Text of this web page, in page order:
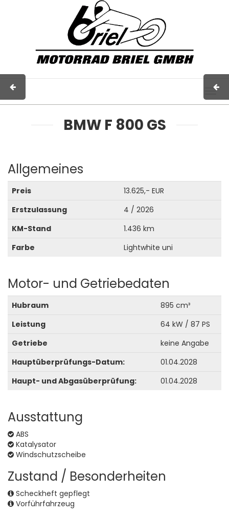
BMW F 800 GS
Allgemeines
Preis
13.625,- EUR
Erstzulassung
4 / 2026
KM-Stand
1.436 km
Farbe
Lightwhite uni
Motor- und Getriebedaten
Hubraum
895 cm³
Leistung
64 kW / 87 PS
Getriebe
keine Angabe
Hauptüberprüfungs-Datum:
01.04.2028
Haupt- und Abgasüberprüfung:
01.04.2028
Ausstattung
ABS
Katalysator
Windschutzscheibe
Zustand / Besonderheiten
Scheckheft gepflegt
Vorführfahrzeug